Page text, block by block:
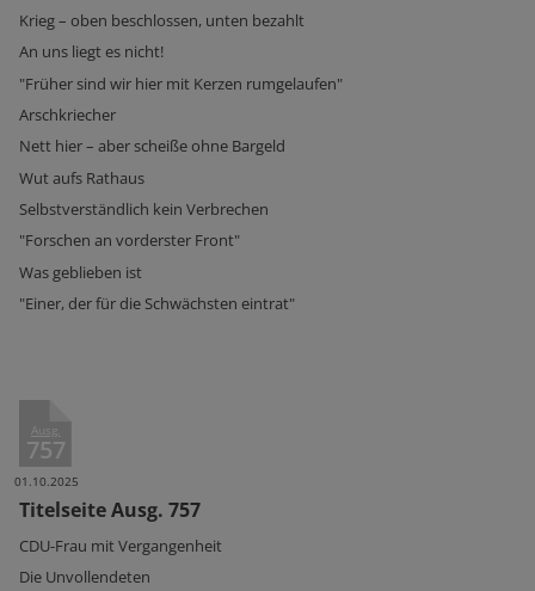
Krieg – oben beschlossen, unten bezahlt
An uns liegt es nicht!
"Früher sind wir hier mit Kerzen rumgelaufen"
Arschkriecher
Nett hier – aber scheiße ohne Bargeld
Wut aufs Rathaus
Selbstverständlich kein Verbrechen
"Forschen an vorderster Front"
Was geblieben ist
"Einer, der für die Schwächsten eintrat"
Ausg.
757
01.10.2025
Titelseite Ausg. 757
CDU-Frau mit Vergangenheit
Die Unvollendeten